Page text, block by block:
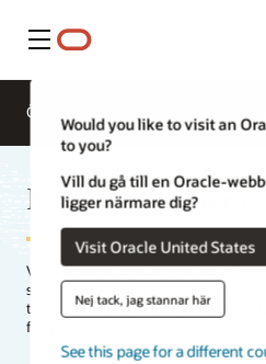
Meny
Would you like to visit an
to you?
Vill du gå till en Oracle-
ligger närmare dig?
Visit Oracle United States
Nej tack, jag stannar här
See this page for a different
Översikt
Kliniska tjänster
Våra experter strävar efter att ge
slutanvändarna bästa möjliga
tekniska problem, optimera
fungerar som de ska.